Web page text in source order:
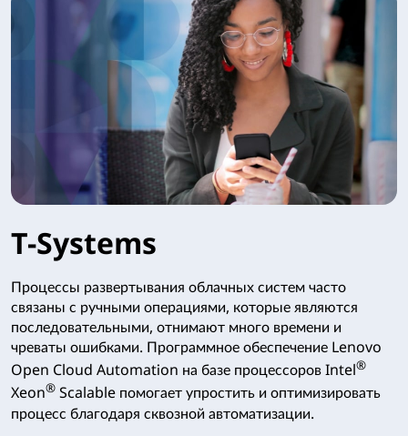
T-Systems
Процессы развертывания облачных систем часто
связаны с ручными операциями, которые являются
последовательными, отнимают много времени и
чреваты ошибками. Программное обеспечение Lenovo
Open Cloud Automation на базе процессоров Intel®
Xeon® Scalable помогает упростить и оптимизировать
процесс благодаря сквозной автоматизации.